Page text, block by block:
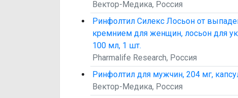
Вектор-Медика, Россия
Ринфолтил Силекс Лосьон от
кремнием для женщин, лосьон для
100 мл, 1 шт.
Pharmalife Research, Россия
Ринфолтил для мужчин, 204 мг,
Вектор-Медика, Россия